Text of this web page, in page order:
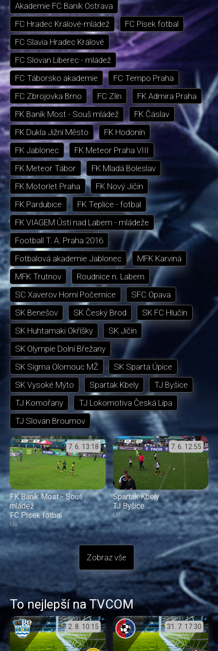
Akademie FC Baník Ostrava
FC Hradec Králové-mládež
FC Písek fotbal
FC Slavia Hradec Králové
FC Slovan Liberec - mládež
FC Táborsko akademie
FC Tempo Praha
FC Zbrojovka Brno
FC Zlín
FK Admira Praha
FK Baník Most - Souš mládež
FK Čáslav
FK Dukla Jižní Město
FK Hodonín
FK Jablonec
FK Meteor Praha VIII
FK Meteor Tábor
FK Mladá Boleslav
FK Motorlet Praha
FK Nový Jičín
FK Pardubice
FK Teplice - fotbal
FK VIAGEM Ústí nad Labem - mládeže
Football T. A. Praha 2016
Fotbalová akademie Jablonec
MFK Karviná
MFK Trutnov
Roudnice n. Labem
SC Xaverov Horní Počernice
SFC Opava
SK Benešov
SK Český Brod
SK FC Hlučín
SK Huhtamaki Okříšky
SK Jičín
SK Olympie Dolní Břežany
SK Sigma Olomouc MŽ
SK Sparta Úpice
SK Vysoké Mýto
Spartak Kbely
TJ Byšice
TJ Komořany
TJ Lokomotiva Česká Lípa
TJ Slovan Broumov
7. 6. 13:18
FK Baník Most - Souš
mládež
FC Písek fotbal
U8
7. 6. 12:55
Spartak Kbely
TJ Byšice
U8
Zobraz vše
To nejlepší na TVCOM
2. 8. 10:15 31. 7. 17:30